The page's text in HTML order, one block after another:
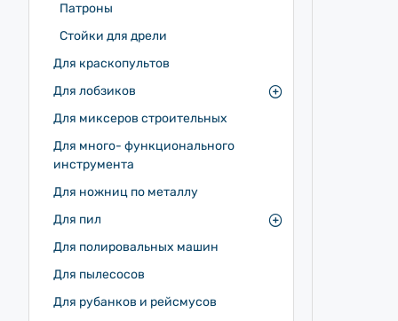
Патроны
Стойки для дрели
Для краскопультов
Для лобзиков
Для миксеров строительных
Для много- функционального
инструмента
Для ножниц по металлу
Для пил
Для полировальных машин
Для пылесосов
Для рубанков и рейсмусов